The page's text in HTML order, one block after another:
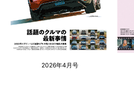
2026年4月号